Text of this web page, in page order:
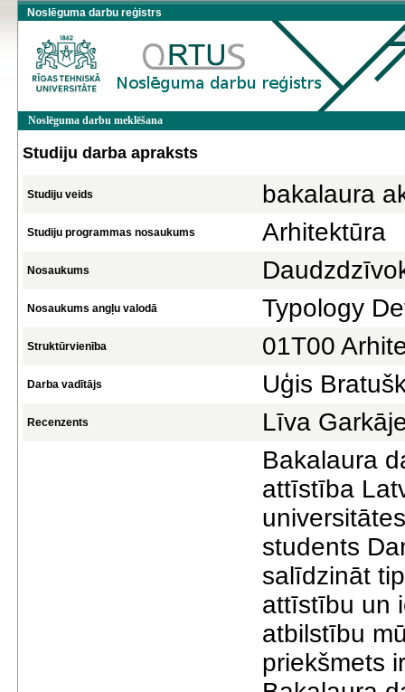
Noslēguma darbu reģistrs
Noslēguma darbu meklēšana
Studiju darba apraksts
Studiju veids bakalaura
Studiju programmas nosaukums Arhitektūra
Nosaukums
Nosaukums angļu valodā Typology
Struktūrvienība 01T00
Darba vadītājs Uģis
Recenzents Līva
Bakalaura
attīstība
students
salīdzināt
attīstību un
atbilstību
priekšmets